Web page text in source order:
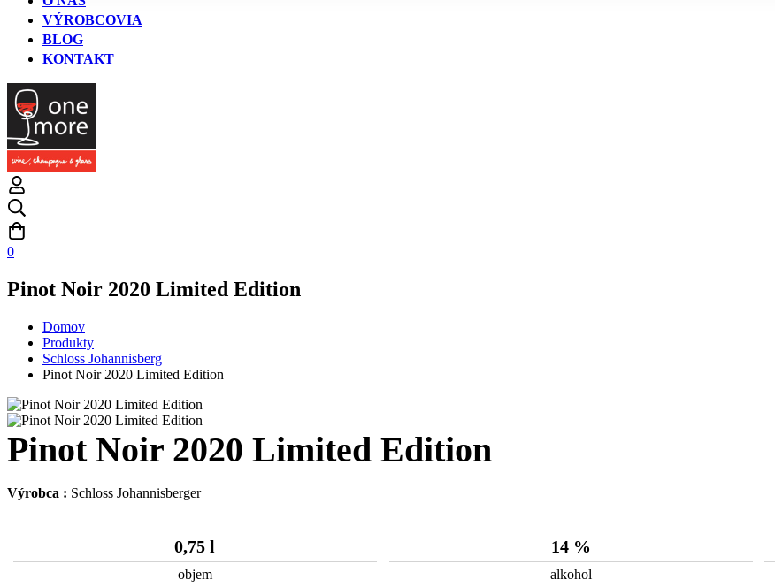
VÝROBCOVIA
BLOG
KONTAKT
0
Pinot Noir 2020 Limited Edition
Domov
Produkty
Schloss Johannisberg
Pinot Noir 2020 Limited Edition
Pinot Noir 2020 Limited Edition
Výrobca : Schloss Johannisberger
0,75 l
objem
14 %
alkohol